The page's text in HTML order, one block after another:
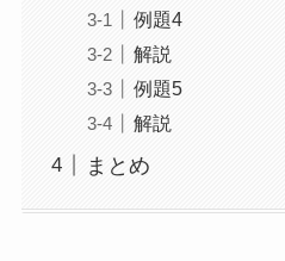
例題4
解説
例題5
解説
まとめ